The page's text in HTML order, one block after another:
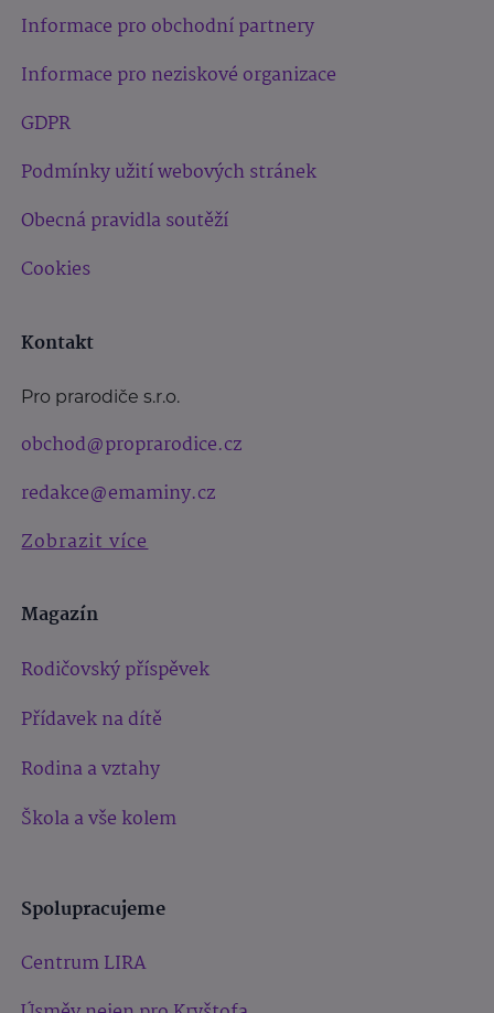
Informace pro obchodní partnery
Informace pro neziskové organizace
GDPR
Podmínky užití webových stránek
Obecná pravidla soutěží
Cookies
Kontakt
Pro prarodiče s.r.o.
obchod@proprarodice.cz
redakce@emaminy.cz
Zobrazit více
Magazín
Rodičovský příspěvek
Přídavek na dítě
Rodina a vztahy
Škola a vše kolem
Spolupracujeme
Centrum LIRA